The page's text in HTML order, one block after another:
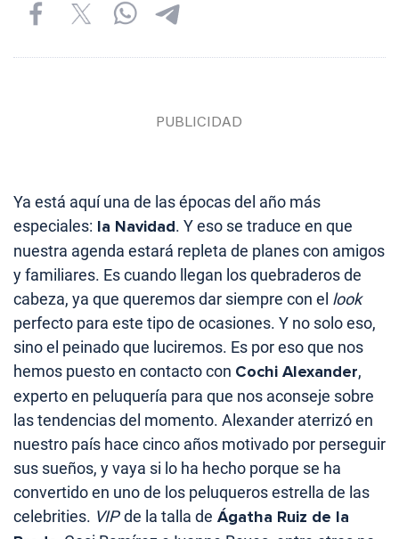
Ya está aquí una de las épocas del año más
especiales: la Navidad. Y eso se traduce en que
nuestra agenda estará repleta de planes con amigos
y familiares. Es cuando llegan los quebraderos de
cabeza, ya que queremos dar siempre con el look
perfecto para este tipo de ocasiones. Y no solo eso,
sino el peinado que luciremos. Es por eso que nos
hemos puesto en contacto con Cochi Alexander,
experto en peluquería para que nos aconseje sobre
las tendencias del momento. Alexander aterrizó en
nuestro país hace cinco años motivado por perseguir
sus sueños, y vaya si lo ha hecho porque se ha
convertido en uno de los peluqueros estrella de las
celebrities. VIPde la talla de Ágatha Ruiz de la